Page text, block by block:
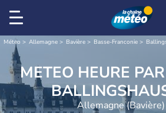
Météo Allemagne Bavière Basse-Franconie
METEO HEURE
Allemagne (Bavière)